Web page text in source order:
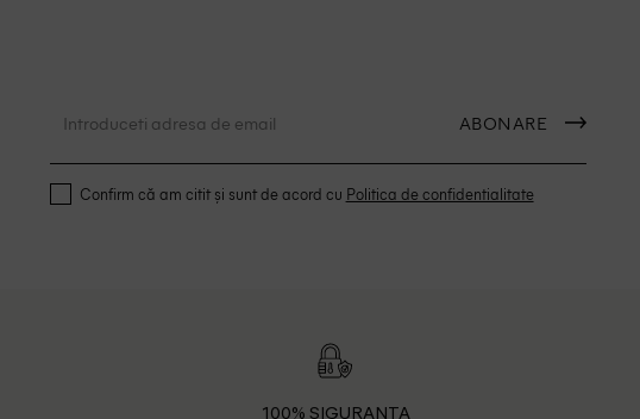
ABONARE
Confirm că am citit și sunt de acord cu Politica de confidentialitate
100% SIGURANTA